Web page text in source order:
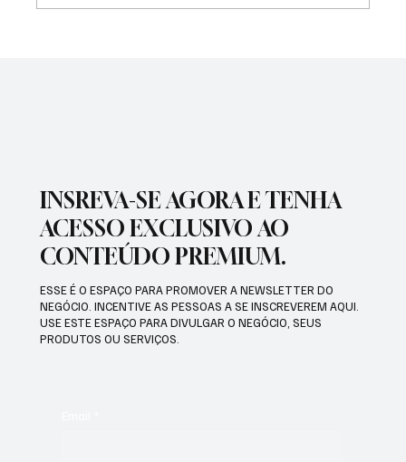
INSREVA-SE AGORA E TENHA
ACESSO EXCLUSIVO AO
CONTEÚDO PREMIUM.
ESSE É O ESPAÇO PARA PROMOVER A NEWSLETTER DO
NEGÓCIO. INCENTIVE AS PESSOAS A SE INSCREVEREM AQUI.
USE ESTE ESPAÇO PARA DIVULGAR O NEGÓCIO, SEUS
PRODUTOS OU SERVIÇOS.